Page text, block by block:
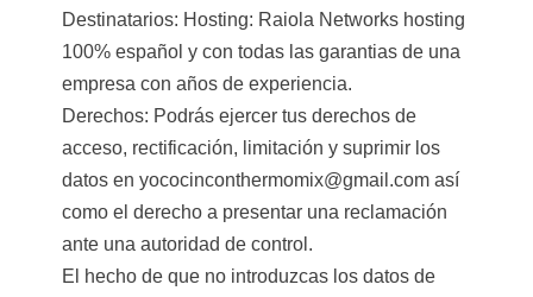
Destinatarios: Hosting: Raiola Networks hosting
100% español y con todas las garantias de una
empresa con años de experiencia.
Derechos: Podrás ejercer tus derechos de
acceso, rectificación, limitación y suprimir los
datos en yococinconthermomix@gmail.com así
como el derecho a presentar una reclamación
ante una autoridad de control.
El hecho de que no introduzcas los datos de